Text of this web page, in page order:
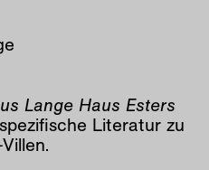
Lange Haus Esters
Literatur zu